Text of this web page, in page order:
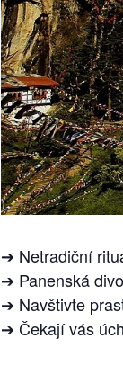
➔ Netradiční
➔ Panenská
➔ Navštivte
➔ Čekají vás